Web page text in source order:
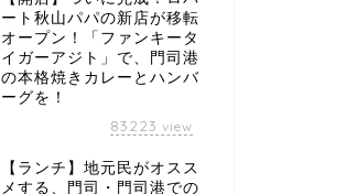
ート秋山パパの新店が移転
オープン！「ファンキータ
イガーアジト」で、門司港
の本格焼きカレーとハンバ
ーグを！
83223 view
【ランチ】地元民がオスス
メする、門司・門司港での